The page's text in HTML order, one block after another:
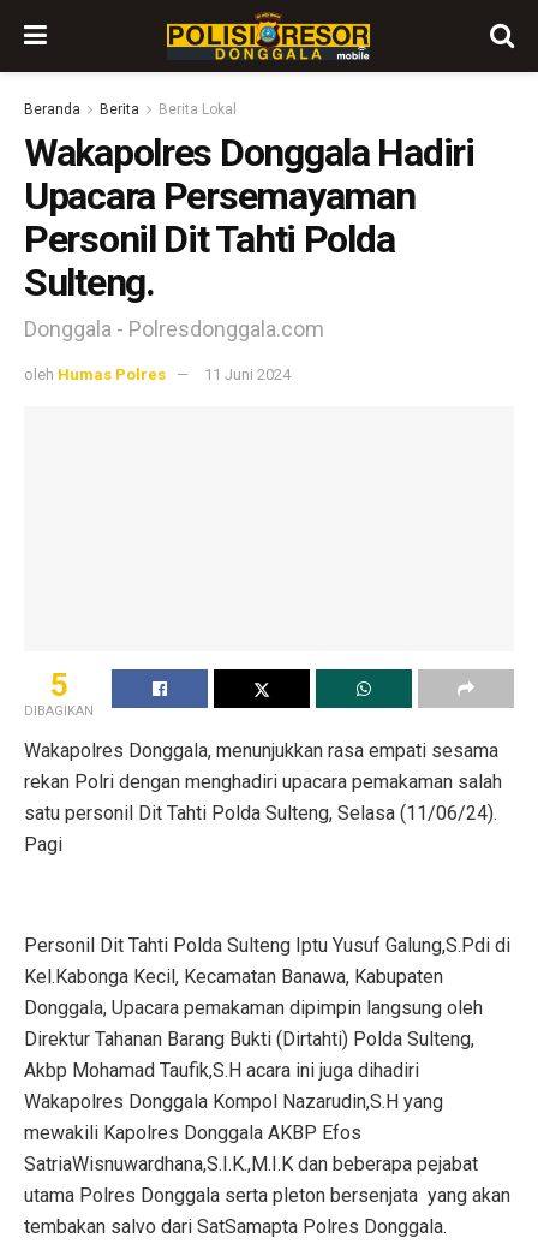
Beranda Berita Berita Lokal
Wakapolres Donggala Hadiri
Upacara Persemayaman
Personil Dit Tahti Polda
Sulteng.
Donggala - Polresdonggala.com
oleh Humas Polres 11 Juni 2024
5
DIBAGIKAN
Wakapolres Donggala, menunjukkan rasa empati sesama
rekan Polri dengan menghadiri upacara pemakaman salah
satu personil Dit Tahti Polda Sulteng, Selasa (11/06/24).
Pagi
Personil Dit Tahti Polda Sulteng Iptu Yusuf Galung,S.Pdi di
Kel.Kabonga Kecil, Kecamatan Banawa, Kabupaten
Donggala, Upacara pemakaman dipimpin langsung oleh
Direktur Tahanan Barang Bukti (Dirtahti) Polda Sulteng,
Akbp Mohamad Taufik,S.H acara ini juga dihadiri
Wakapolres Donggala Kompol Nazarudin,S.H yang
mewakili Kapolres Donggala AKBP Efos
SatriaWisnuwardhana,S.I.K.,M.I.K dan beberapa pejabat
utama Polres Donggala serta pleton bersenjata yang akan
tembakan salvo dari SatSamapta Polres Donggala.